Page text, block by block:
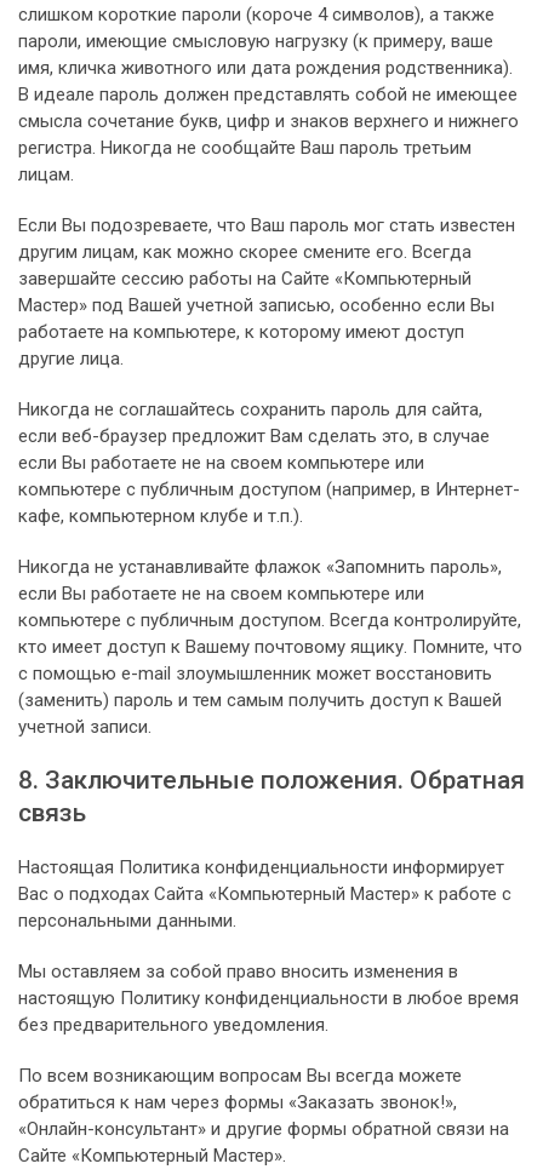
слишком короткие пароли (короче 4 символов), а также
пароли, имеющие смысловую нагрузку (к примеру, ваше
имя, кличка животного или дата рождения родственника).
В идеале пароль должен представлять собой не имеющее
смысла сочетание букв, цифр и знаков верхнего и нижнего
регистра. Никогда не сообщайте Ваш пароль третьим
лицам.
Если Вы подозреваете, что Ваш пароль мог стать известен
другим лицам, как можно скорее смените его. Всегда
завершайте сессию работы на Сайте «Компьютерный
Мастер» под Вашей учетной записью, особенно если Вы
работаете на компьютере, к которому имеют доступ
другие лица.
Никогда не соглашайтесь сохранить пароль для сайта,
если веб-браузер предложит Вам сделать это, в случае
если Вы работаете не на своем компьютере или
компьютере с публичным доступом (например, в Интернет-
кафе, компьютерном клубе и т.п.).
Никогда не устанавливайте флажок «Запомнить пароль»,
если Вы работаете не на своем компьютере или
компьютере с публичным доступом. Всегда контролируйте,
кто имеет доступ к Вашему почтовому ящику. Помните, что
с помощью e-mail злоумышленник может восстановить
(заменить) пароль и тем самым получить доступ к Вашей
учетной записи.
8. Заключительные положения. Обратная
связь
Настоящая Политика конфиденциальности информирует
Вас о подходах Сайта «Компьютерный Мастер» к работе с
персональными данными.
Мы оставляем за собой право вносить изменения в
настоящую Политику конфиденциальности в любое время
без предварительного уведомления.
По всем возникающим вопросам Вы всегда можете
обратиться к нам через формы «Заказать звонок!»,
«Онлайн-консультант» и другие формы обратной связи на
Сайте «Компьютерный Мастер».